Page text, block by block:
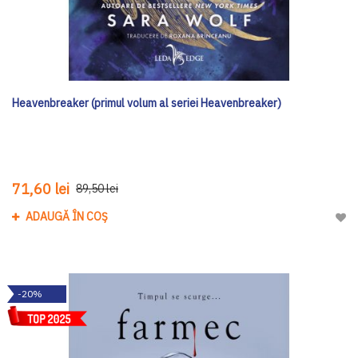
Heavenbreaker (primul volum al seriei Heavenbreaker)
71,60 lei 89,50 lei
ADAUGĂ ÎN COȘ
-20%